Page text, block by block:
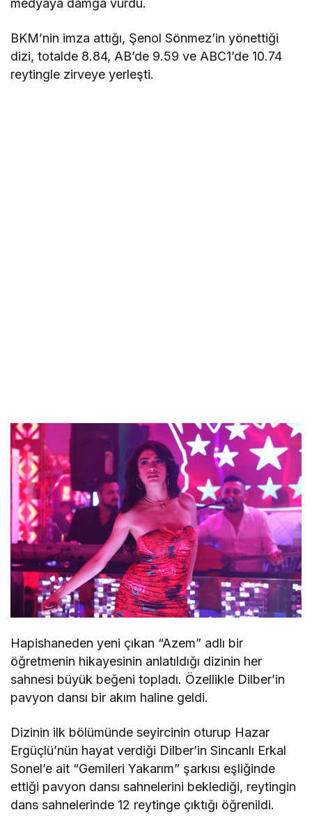
medyaya damga vurdu.
BKM’nin imza attığı, Şenol Sönmez’in yönettiği
dizi, totalde 8.84, AB’de 9.59 ve ABC1’de 10.74
reytingle zirveye yerleşti.
Hapishaneden yeni çıkan “Azem” adlı bir
öğretmenin hikayesinin anlatıldığı dizinin her
sahnesi büyük beğeni topladı. Özellikle Dilber’in
pavyon dansı bir akım haline geldi.
Dizinin ilk bölümünde seyircinin oturup Hazar
Ergüçlü’nün hayat verdiği Dilber’in Sincanlı Erkal
Sonel’e ait “Gemileri Yakarım” şarkısı eşliğinde
ettiği pavyon dansı sahnelerini beklediği, reytingin
dans sahnelerinde 12 reytinge çıktığı öğrenildi.